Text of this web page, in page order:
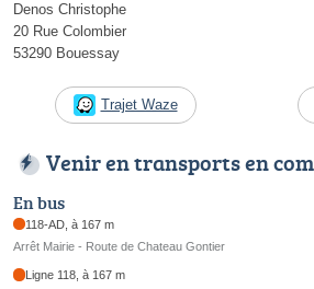
Denos Christophe
20 Rue Colombier
53290 Bouessay
Trajet Waze
Venir en transports en
En bus
118-AD, à 167 m
Arrêt Mairie - Route de Chateau Gontier
Ligne 118, à 167 m